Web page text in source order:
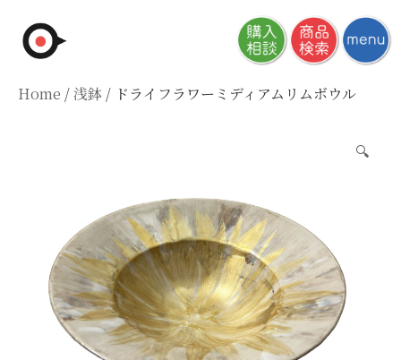
Home /浅鉢 / ドライフラワーミディアムリムボウル
🔍